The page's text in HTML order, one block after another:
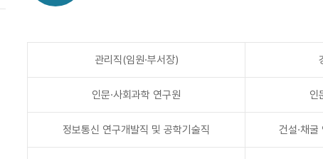
관리직(임원·부서장)
인문·사회과학 연구원 인
정보통신 연구개발직 및 공학기술직 건설·채